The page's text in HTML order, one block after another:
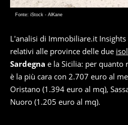
Fonte: iStock - AlKane
L'analisi di Immobiliare.it
relativi alle province delle due
Sardegna e la Sicilia: per quanto
è la più cara con 2.707 euro al
Oristano (1.394 euro al mq),
Nuoro (1.205 euro al mq).